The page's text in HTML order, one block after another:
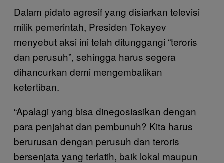
Dalam pidato agresif yang disiarkan televisi
milik pemerintah, Presiden Tokayev
menyebut aksi ini telah ditunggangi “teroris
dan perusuh”, sehingga harus segera
dihancurkan demi mengembalikan
ketertiban.
“Apalagi yang bisa dinegosiasikan dengan
para penjahat dan pembunuh? Kita harus
berurusan dengan perusuh dan teroris
bersenjata yang terlatih, baik lokal maupun